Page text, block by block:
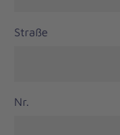
Straße
Nr.